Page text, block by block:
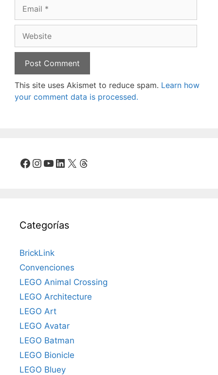
This site uses Akismet to reduce spam. Learn how
your comment data is processed.
Facebook
Instagram
YouTube
LinkedIn
X Threads
Categorías
BrickLink
Convenciones
LEGO Animal Crossing
LEGO Architecture
LEGO Art
LEGO Avatar
LEGO Batman
LEGO Bionicle
LEGO Bluey